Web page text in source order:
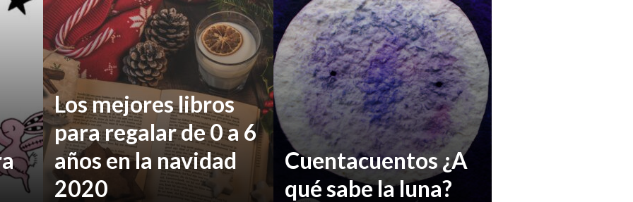
Los mejores libros
para regalar de 0 a 6
años en la navidad
2020
Cuentacuentos ¿A
qué sabe la luna?